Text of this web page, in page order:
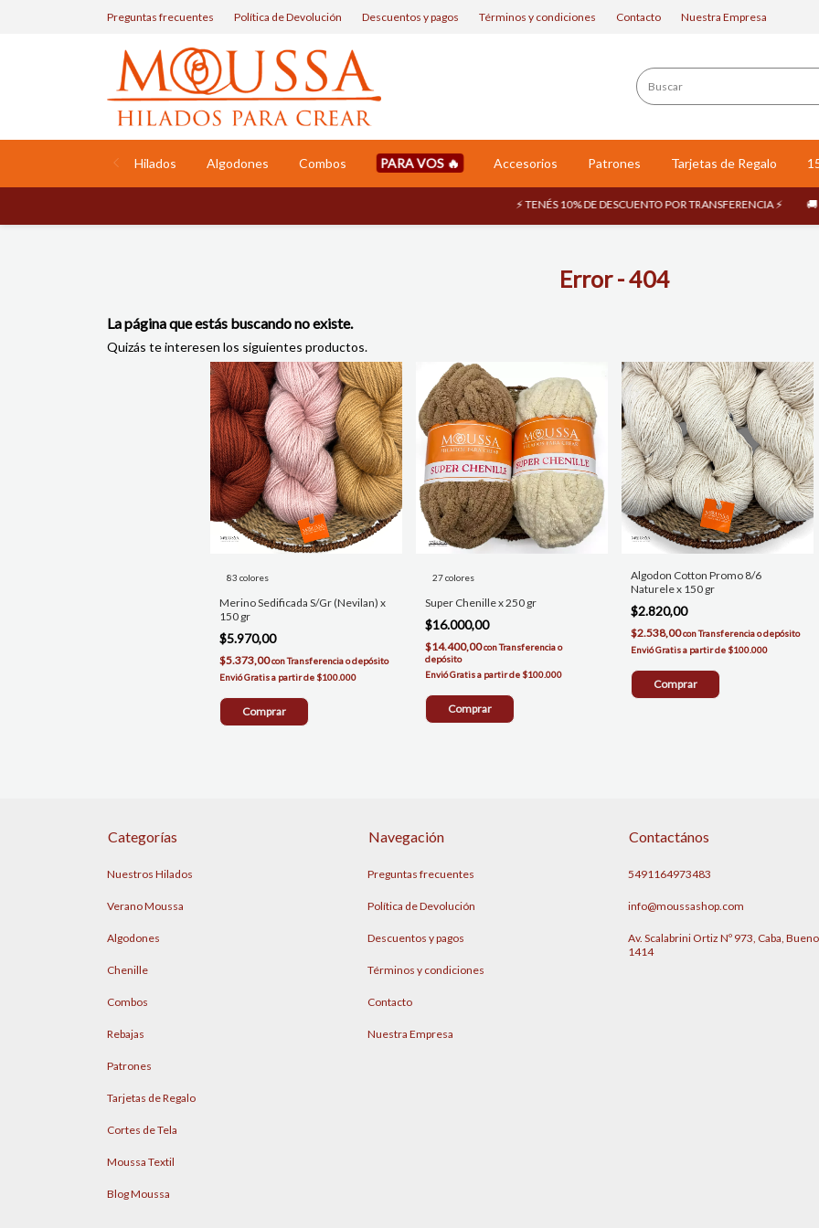
Preguntas frecuentes Política de Devolución Descuentos y pagos Términos y condiciones Contacto Nuestra Empresa
Hilados Algodones Combos PARA VOS Accesorios Patrones Tarjetas de Regalo
⚡ TENÉS 10% DE DESCUENTO POR TRANSFERENCIA ⚡ 🚚
Error - 404
La página que estás buscando no existe.
Quizás te interesen los siguientes productos.
83 colores
Merino Sedificada S/Gr (Nevilan) x
150 gr
$5.970,00
$5.373,00conTransferencia o depósito
Comprar
27 colores
Super Chenille x 250 gr
$16.000,00
$14.400,00conTransferencia o
depósito
Comprar
Algodon Cotton Promo 8/6
Naturele x 150 gr
$2.820,00
$2.538,00conTransferencia o depósito
Comprar
Categorías
Nuestros Hilados
Verano Moussa
Algodones
Chenille
Combos
Rebajas
Patrones
Tarjetas de Regalo
Cortes de Tela
Moussa Textil
Blog Moussa
Navegación
Preguntas frecuentes
Política de Devolución
Descuentos y pagos
Términos y condiciones
Contacto
Nuestra Empresa
Contactános
5491164973483
info@moussashop.com
Av. Scalabrini Ortiz Nº 973, Caba,
1414